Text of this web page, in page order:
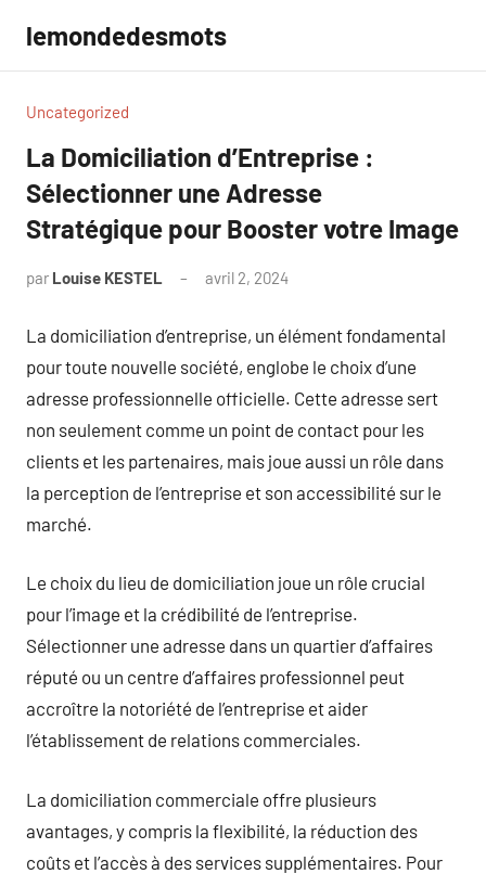
contenu
lemondedesmots
Uncategorized
La Domiciliation d’Entreprise :
Sélectionner une Adresse
Stratégique pour Booster votre Image
par Louise KESTEL avril 2, 2024
La domiciliation d’entreprise, un élément fondamental
pour toute nouvelle société, englobe le choix d’une
adresse professionnelle officielle. Cette adresse sert
non seulement comme un point de contact pour les
clients et les partenaires, mais joue aussi un rôle dans
la perception de l’entreprise et son accessibilité sur le
marché.
Le choix du lieu de domiciliation joue un rôle crucial
pour l’image et la crédibilité de l’entreprise.
Sélectionner une adresse dans un quartier d’affaires
réputé ou un centre d’affaires professionnel peut
accroître la notoriété de l’entreprise et aider
l’établissement de relations commerciales.
La domiciliation commerciale offre plusieurs
avantages, y compris la flexibilité, la réduction des
coûts et l’accès à des services supplémentaires. Pour